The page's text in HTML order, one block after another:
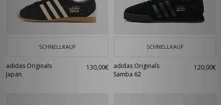
SCHNELLKAUF
adidas Originals
Japan
130,00€
SCHNELLKAUF
adidas Originals
Samba 62
120,00€